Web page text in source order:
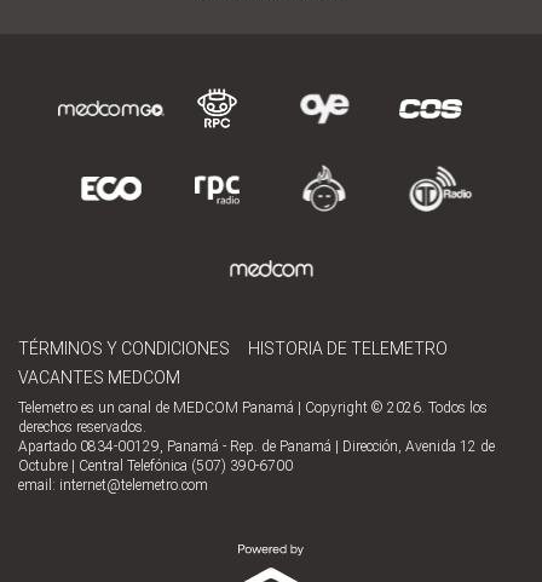
TÉRMINOS Y CONDICIONES
HISTORIA DE TELEMETRO
VACANTES MEDCOM
Telemetro es un canal de MEDCOM Panamá | Copyright © 2026. Todos los
derechos reservados.
Apartado 0834-00129, Panamá - Rep. de Panamá | Dirección, Avenida 12 de
Octubre | Central Telefónica (507) 390-6700
email: internet@telemetro.com